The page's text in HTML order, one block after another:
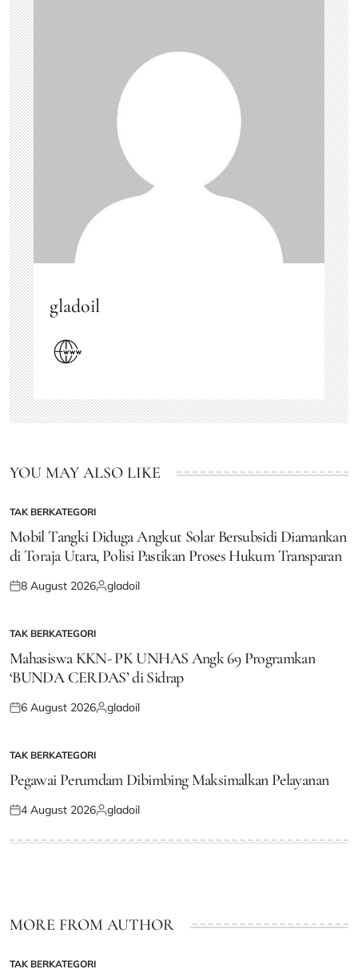
gladoil
YOU MAY ALSO LIKE
POSTED
IN
TAK BERKATEGORI
Mobil Tangki Diduga Angkut Solar Bersubsidi Diamankan
di Toraja Utara, Polisi Pastikan Proses Hukum Transparan
Posted
8 August 2026Posted
gladoil
POSTED
IN
TAK BERKATEGORI
Mahasiswa KKN- PK UNHAS Angk 69 Programkan
‘BUNDA CERDAS’ di Sidrap
Posted
6 August 2026Posted
gladoil
POSTED
IN
TAK BERKATEGORI
Pegawai Perumdam Dibimbing Maksimalkan Pelayanan
Posted
4 August 2026Posted
gladoil
MORE FROM AUTHOR
POSTED
TAK BERKATEGORI